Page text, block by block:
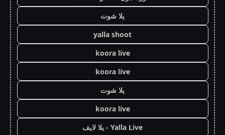
يلا شوت
yalla shoot
koora live
koora live
يلا شوت
koora live
Yalla Live - يلا لايف